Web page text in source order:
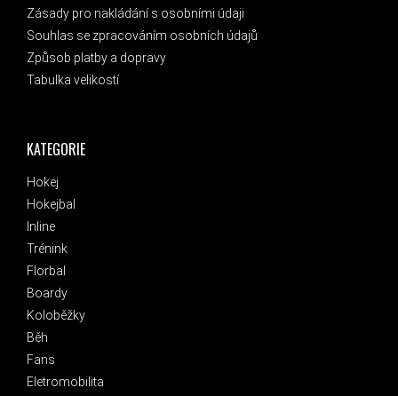
KATEGORIE
Hokej
Hokejbal
Inline
Trénink
Florbal
Boardy
Koloběžky
Běh
Fans
Eletromobilita
Zásady pro nakládání s osobními údaji
Souhlas se zpracováním osobních údajů
Způsob platby a dopravy
Tabulka velikostí